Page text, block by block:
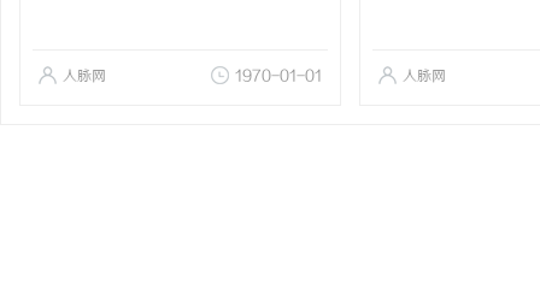
人脉网 1970-01-01 人脉网